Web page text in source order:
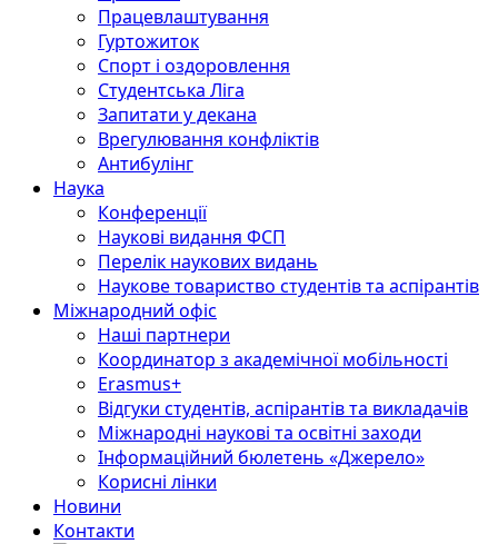
Працевлаштування
Гуртожиток
Спорт і оздоровлення
Студентська Ліга
Запитати у декана
Врегулювання конфліктів
Антибулінг
Наука
Конференції
Наукові видання ФСП
Перелік наукових видань
Наукове товариство студентів та аспірантів
Міжнародний офіс
Наші партнери
Координатор з академічної мобільності
Erasmus+
Відгуки студентів, аспірантів та викладачів
Міжнародні наукові та освітні заходи
Інформаційний бюлетень «Джерело»
Корисні лінки
Новини
Контакти